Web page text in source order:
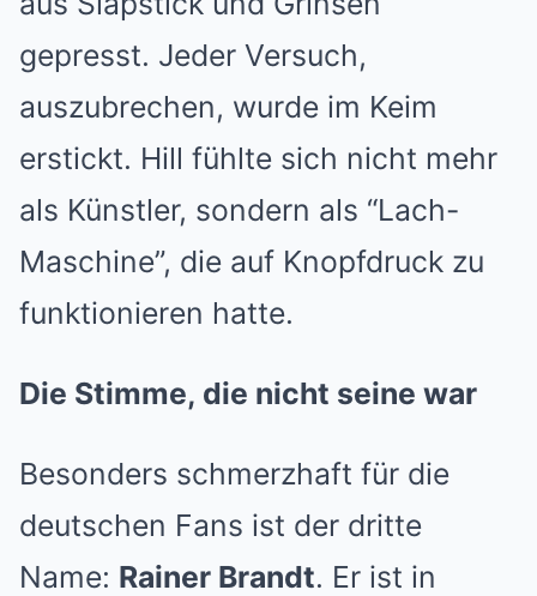
gepresst. Jeder Versuch,
auszubrechen, wurde im Keim
erstickt. Hill fühlte sich nicht mehr
als Künstler, sondern als “Lach-
Maschine”, die auf Knopfdruck zu
funktionieren hatte.
Die Stimme, die nicht seine war
Besonders schmerzhaft für die
deutschen Fans ist der dritte
Name: Rainer Brandt. Er ist in